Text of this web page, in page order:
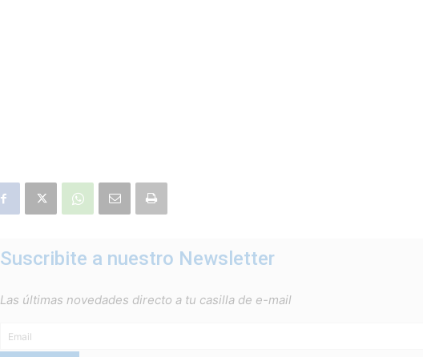
Suscribite a nuestro Newsletter
Las últimas novedades directo a tu casilla de e-mail